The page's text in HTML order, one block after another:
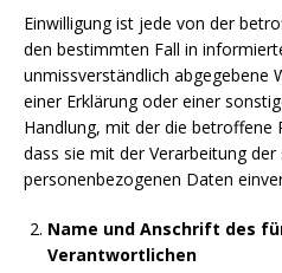
Einwilligung ist jede von der
den bestimmten Fall in
unmissverständlich abgegebene
einer Erklärung oder einer
Handlung, mit der die betroffene
dass sie mit der Verarbeitung
personenbezogenen Daten
Name und Anschrift des
Verantwortlichen